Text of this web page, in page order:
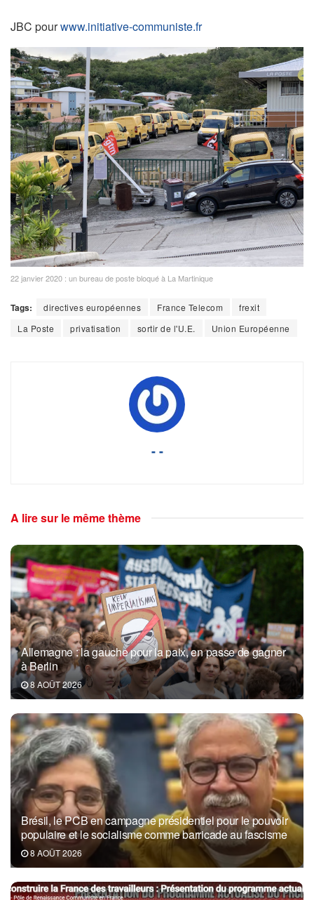
JBC pourwww.initiative-communiste.fr
22 janvier 2020 : un bureau de poste bloqué à La Martinique
Tags: directives européennes France Telecom
frexit
La Poste
privatisation sortir de l'U.E. Union Européenne
- -
A lire sur le même thème
Allemagne : la gauche pour la paix, en passe de gagner
à Berlin
8 AOÛT 2026
Brésil, le PCB en campagne présidentiel pour le pouvoir
populaire et le socialisme comme barricade au fascisme
8 AOÛT 2026